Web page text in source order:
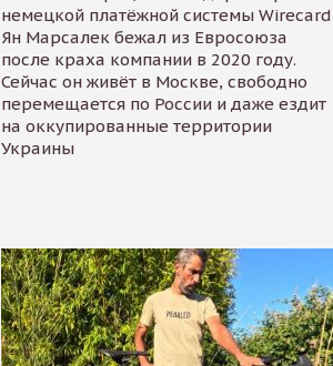
немецкой платёжной системы Wirecard
Ян Марсалек бежал из Евросоюза
после краха компании в 2020 году.
Сейчас он живёт в Москве, свободно
перемещается по России и даже ездит
на оккупированные территории
Украины